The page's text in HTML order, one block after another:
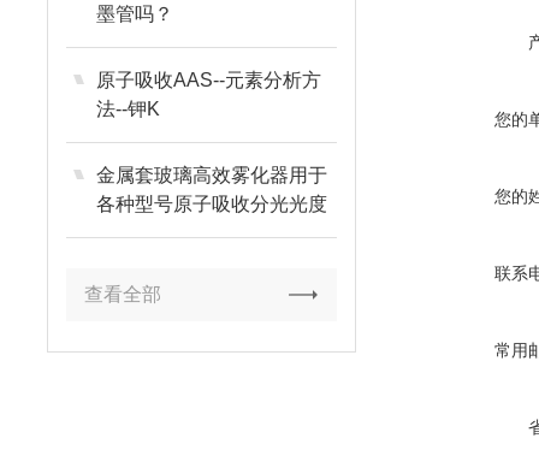
墨管吗？
原子吸收AAS--元素分析方
法--钾K
金属套玻璃高效雾化器用于
各种型号原子吸收分光光度
计
查看全部
您的
您的
联系
常用